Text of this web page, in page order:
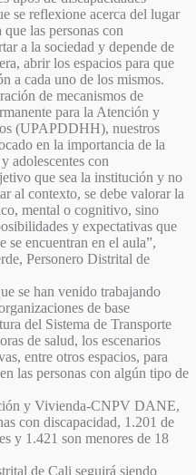
se reflexione acerca del lugar
las personas con
a la sociedad y depende de
abrir los espacios para que
a cada uno de los mismos.
de mecanismos de
para la Atención y
(UPAPDDHH), nuestros
en la importancia de la
adolescentes con
que sea la institución y no
al contexto, se debe valorar la
mental o cognitivo, sino
y expectativas que
se encuentran en el aula”,
Personero Distrital de
se han venido trabajando
de base
del Sistema de Transporte
de salud, los escenarios
entre otros espacios, para
las personas con algún tipo de
y Vivienda-CNPV DANE,
con discapacidad, 1.201 de
y 1.421 son menores de 18
de Cali seguirá siendo